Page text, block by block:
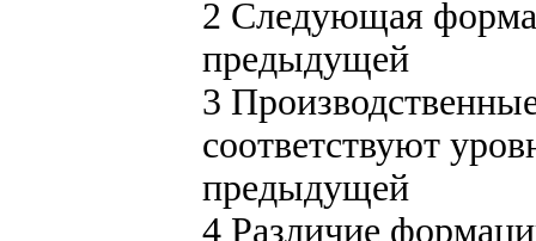
2 Следующая
предыдущей
3
соответствуют
предыдущей
4 Различие